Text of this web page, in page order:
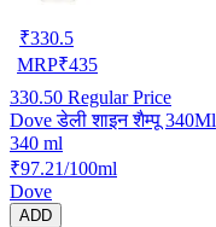
₹330.5
MRP₹435
330.50 Regular Price
Dove डेली शाइन शैम्पू 340Ml
340 ml
₹97.21/100ml
Dove
ADD